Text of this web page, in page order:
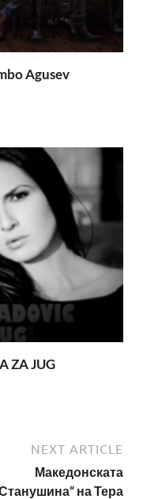
Agusev
ZA JUG
NEXT ARTICLE
Македонската
на Тера